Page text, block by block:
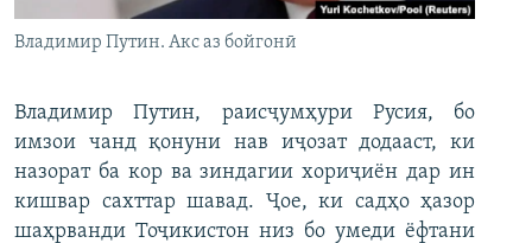
Владимир Путин. Акс аз бойгонӣ
Владимир Путин, раисҷумҳури Русия, бо
имзои чанд қонуни нав иҷозат додааст, ки
назорат ба кор ва зиндагии хориҷиён дар ин
кишвар сахттар шавад. Ҷое, ки садҳо ҳазор
шаҳрванди Тоҷикистон низ бо умеди ёфтани